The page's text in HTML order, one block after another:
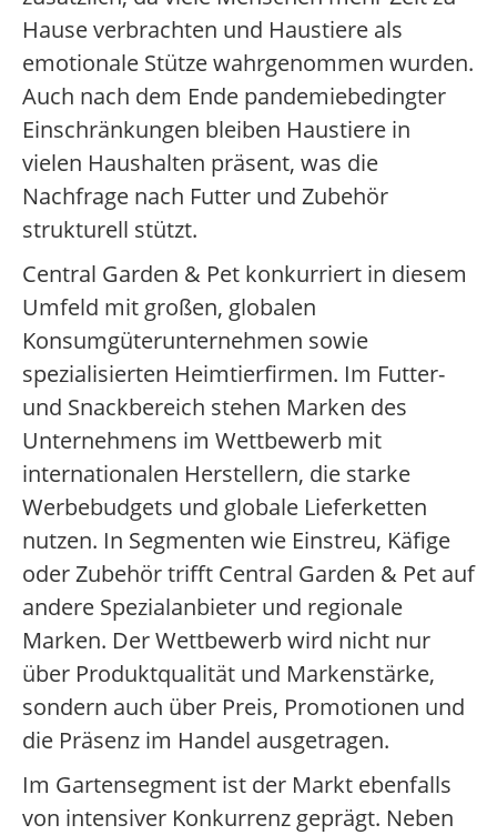
Hause verbrachten und Haustiere als
emotionale Stütze wahrgenommen wurden.
Auch nach dem Ende pandemiebedingter
Einschränkungen bleiben Haustiere in
vielen Haushalten präsent, was die
Nachfrage nach Futter und Zubehör
strukturell stützt.
Central Garden & Pet konkurriert in diesem
Umfeld mit großen, globalen
Konsumgüterunternehmen sowie
spezialisierten Heimtierfirmen. Im Futter-
und Snackbereich stehen Marken des
Unternehmens im Wettbewerb mit
internationalen Herstellern, die starke
Werbebudgets und globale Lieferketten
nutzen. In Segmenten wie Einstreu, Käfige
oder Zubehör trifft Central Garden & Pet auf
andere Spezialanbieter und regionale
Marken. Der Wettbewerb wird nicht nur
über Produktqualität und Markenstärke,
sondern auch über Preis, Promotionen und
die Präsenz im Handel ausgetragen.
Im Gartensegment ist der Markt ebenfalls
von intensiver Konkurrenz geprägt. Neben